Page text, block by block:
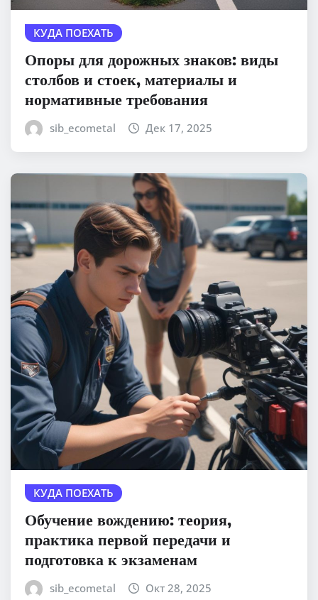
КУДА ПОЕХАТЬ
Опоры для дорожных знаков: виды
столбов и стоек, материалы и
нормативные требования
sib_ecometal Дек 17, 2025
КУДА ПОЕХАТЬ
Обучение вождению: теория,
практика первой передачи и
подготовка к экзаменам
sib_ecometal Окт 28, 2025